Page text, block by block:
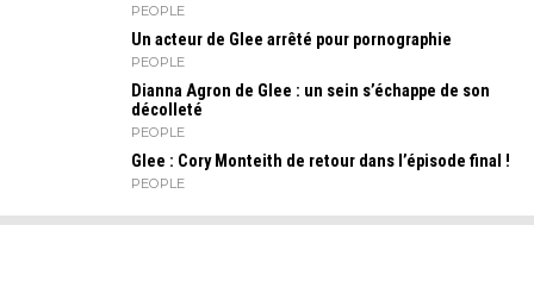
PEOPLE
Un acteur de Glee arrêté pour pornographie
PEOPLE
Dianna Agron de Glee : un sein s’échappe de son
décolleté
PEOPLE
Glee : Cory Monteith de retour dans l’épisode final !
PEOPLE